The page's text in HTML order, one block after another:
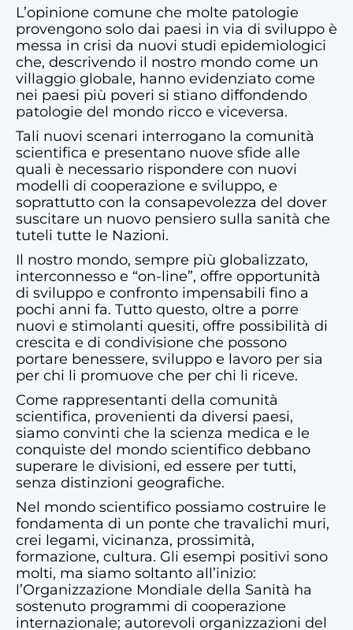
L’opinione comune che molte patologie
provengono solo dai paesi in via di sviluppo è
messa in crisi da nuovi studi epidemiologici
che, descrivendo il nostro mondo come un
villaggio globale, hanno evidenziato come
nei paesi più poveri si stiano diffondendo
patologie del mondo ricco e viceversa.
Tali nuovi scenari interrogano la comunità
scientifica e presentano nuove sfide alle
quali è necessario rispondere con nuovi
modelli di cooperazione e sviluppo, e
soprattutto con la consapevolezza del dover
suscitare un nuovo pensiero sulla sanità che
tuteli tutte le Nazioni.
Il nostro mondo, sempre più globalizzato,
interconnesso e “on-line”, offre opportunità
di sviluppo e confronto impensabili fino a
pochi anni fa. Tutto questo, oltre a porre
nuovi e stimolanti quesiti, offre possibilità di
crescita e di condivisione che possono
portare benessere, sviluppo e lavoro per sia
per chi li promuove che per chi li riceve.
Come rappresentanti della comunità
scientifica, provenienti da diversi paesi,
siamo convinti che la scienza medica e le
conquiste del mondo scientifico debbano
superare le divisioni, ed essere per tutti,
senza distinzioni geografiche.
Nel mondo scientifico possiamo costruire le
fondamenta di un ponte che travalichi muri,
crei legami, vicinanza, prossimità,
formazione, cultura. Gli esempi positivi sono
molti, ma siamo soltanto all’inizio:
l’Organizzazione Mondiale della Sanità ha
sostenuto programmi di cooperazione
internazionale; autorevoli organizzazioni del